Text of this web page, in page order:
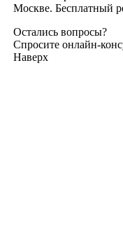
Москве. Бесплатный
Остались вопросы?
Спросите онлайн-
Наверх